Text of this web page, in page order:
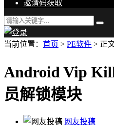
邀请码获取
当前位置： 首页 > PE软件 > 正
Android Vip
员解锁模块
网友投稿